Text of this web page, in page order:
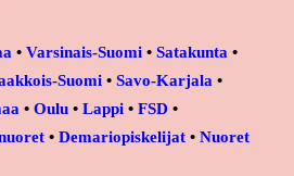
• Varsinais-Suomi • Satakunta •
Suomi • Savo-Karjala •
• Oulu • Lappi • FSD •
• Demariopiskelijat • Nuoret